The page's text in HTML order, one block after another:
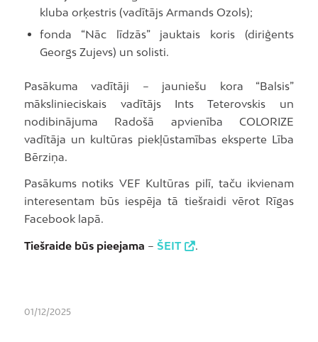
kluba orķestris (vadītājs Armands Ozols);
fonda “Nāc līdzās” jauktais koris (diriģents
Georgs Zujevs) un solisti.
Pasākuma vadītāji – jauniešu kora “Balsis”
mākslinieciskais vadītājs Ints Teterovskis un
nodibinājuma Radošā apvienība COLORIZE
vadītāja un kultūras piekļūstamības eksperte Lība
Bērziņa.
Pasākums notiks VEF Kultūras pilī, taču ikvienam
interesentam būs iespēja tā tiešraidi vērot Rīgas
Facebook lapā.
Tiešraide būs pieejama – ŠEIT .
01/12/2025